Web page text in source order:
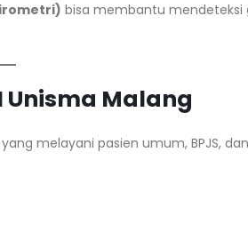
bisa membantu mendeteksi
Unisma Malang
yang melayani pasien umum, BPJS,